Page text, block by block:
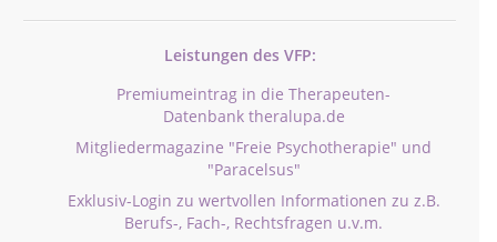
Leistungen des VFP:
Premiumeintrag in die Therapeuten-
Datenbank theralupa.de
Mitgliedermagazine "Freie Psychotherapie" und
"Paracelsus"
Exklusiv-Login zu wertvollen Informationen zu z.B.
Berufs-, Fach-, Rechtsfragen u.v.m.